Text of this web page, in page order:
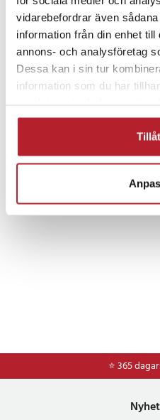
vidarebefordrar även
information från din enhet
annons- och analysföretag
Dessa kan i sin tur
information som du har
Fortsätt
Hem & Trädgård
⭐ 365